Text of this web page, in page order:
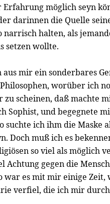
Erfahrung möglich seyn
darinnen die Quelle
narrisch halten, als
setzen wollte.
aus mir ein sonderbares
worüber ich
zu scheinen, daß machte
Sophist, und begegnete
suchte ich ihm die Maske
Doch muß ich es
so viel als möglich
Achtung gegen die
war es mit mir einige Zeit,
verfiel, die ich mir